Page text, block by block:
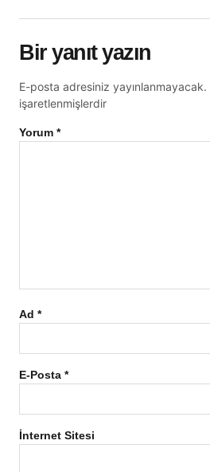
Bir yanıt yazın
E-posta adresiniz yayınlanmayacak.
işaretlenmişlerdir
Yorum *
Ad *
E-Posta *
İnternet Sitesi